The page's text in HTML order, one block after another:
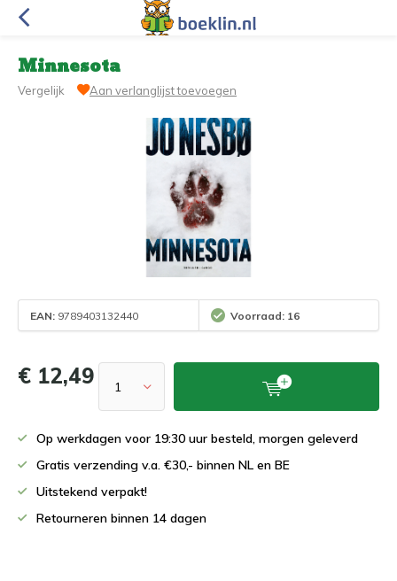
Minnesota
Vergelijk Aan verlanglijst toevoegen
EAN: 9789403132440 Voorraad: 16
€ 12,49
Op werkdagen voor 19:30 uur besteld, morgen geleverd
Gratis verzending v.a. €30,- binnen NL en BE
Uitstekend verpakt!
Retourneren binnen 14 dagen